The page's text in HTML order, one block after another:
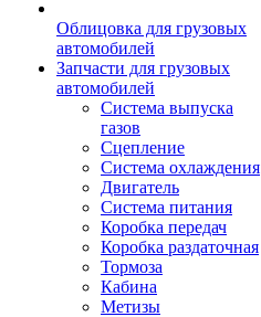
Облицовка для грузовых
автомобилей
Запчасти для грузовых
автомобилей
Система выпуска
газов
Сцепление
Система охлаждения
Двигатель
Система питания
Коробка передач
Коробка раздаточная
Тормоза
Кабина
Метизы